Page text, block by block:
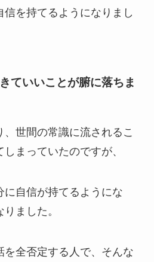
信を持てるようになりまし
ていいことが腑に落ちま
世間の常識に流されるこ
まっていたのですが、
に自信が持てるようにな
ました。
を全否定する人で、そんな